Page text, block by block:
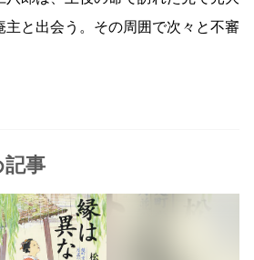
主と出会う。その周囲で次々と不審
記事